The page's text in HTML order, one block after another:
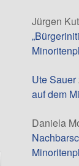
Jürgen
Ute Sauer
auf dem
Daniela